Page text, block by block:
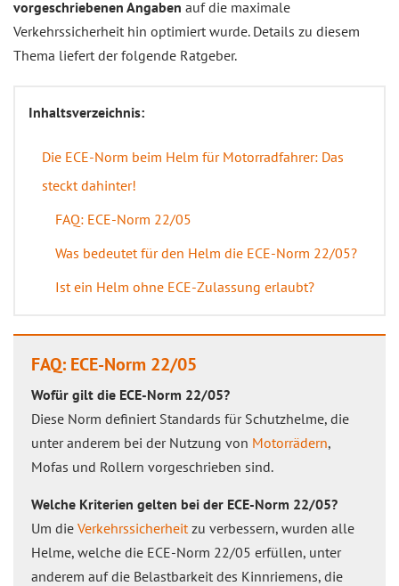
vorgeschriebenen Angaben auf die maximale
Verkehrssicherheit hin optimiert wurde. Details zu diesem
Thema liefert der folgende Ratgeber.
Inhaltsverzeichnis:
Die ECE-Norm beim Helm für Motorradfahrer: Das
steckt dahinter!
FAQ: ECE-Norm 22/05
Was bedeutet für den Helm die ECE-Norm 22/05?
Ist ein Helm ohne ECE-Zulassung erlaubt?
FAQ: ECE-Norm 22/05
Wofür gilt die ECE-Norm 22/05?
Diese Norm definiert Standards für Schutzhelme, die
unter anderem bei der Nutzung von Motorrädern,
Mofas und Rollern vorgeschrieben sind.
Welche Kriterien gelten bei der ECE-Norm 22/05?
Um die Verkehrssicherheitzu verbessern, wurden alle
Helme, welche die ECE-Norm 22/05 erfüllen, unter
anderem auf die Belastbarkeit des Kinnriemens, die